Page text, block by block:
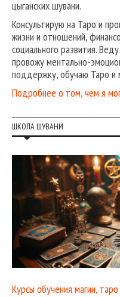
цыганских шувани.
Консультирую на Таро и
жизни и отношений,
социального развития.
провожу ментально-
поддержку, обучаю Таро и
Подробнее о том, чем я
ШКОЛА ШУВАНИ
Курсы обучения магии,